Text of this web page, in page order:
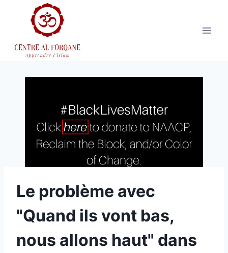
Le problème avec
"Quand ils vont bas,
nous allons haut" dans